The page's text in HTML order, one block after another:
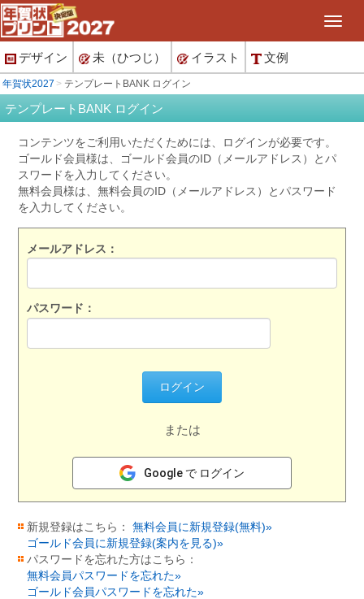
デザイン 未（ひつじ） イラスト 文例
年賀状2027 テンプレートBANK ログイン
テンプレートBANK ログイン
コンテンツをご利用いただくためには、ログインが必要です。
ゴールド会員様は、ゴールド会員のID（メールアドレス）とパ
スワードを入力してください。
無料会員様は、無料会員のID（メールアドレス）とパスワード
を入力してください。
メールアドレス：
パスワード：
または
Google で ログイン
新規登録はこちら：無料会員に新規登録(無料)»
ゴールド会員に新規登録(案内を見る)»
パスワードを忘れた方はこちら：
無料会員パスワードを忘れた»
ゴールド会員パスワードを忘れた»